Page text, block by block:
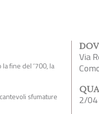
fine del ‘700, la
sfumature
Via
2/04